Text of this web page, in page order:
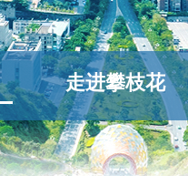
走进攀枝花